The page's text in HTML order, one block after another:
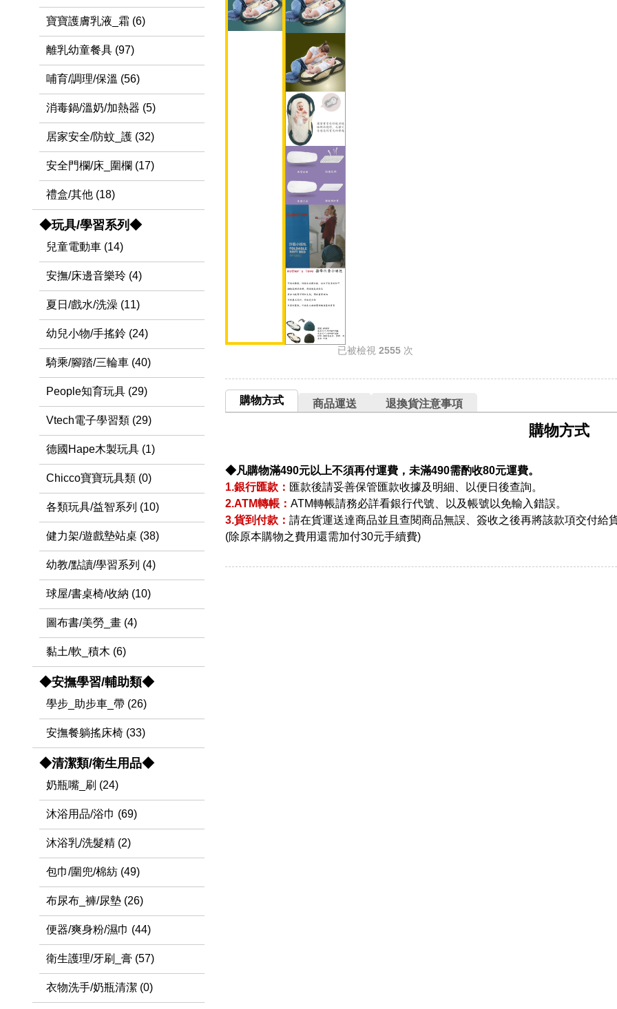
已被檢視2555 次
購物方式 商品運送 退換貨注意事項
購物方式
◆凡購物滿490元以上不須再付運費，未滿490需酌收80元運費。
1.銀行匯款： 匯款後請妥善保管匯款收據及明細、以便日後查詢。
2.ATM轉帳： ATM轉帳請務必詳看銀行代號、以及帳號以免輸入錯誤。
3.貨到付款： 請在貨運送達商品並且查閱商品無誤、簽收之後再將該款項交付給
(除原本購物之費用還需加付30元手續費)
寶寶護膚乳液_霜 (6)
離乳幼童餐具 (97)
哺育/調理/保溫 (56)
消毒鍋/溫奶/加熱器 (5)
居家安全/防蚊_護 (32)
安全門欄/床_圍欄 (17)
禮盒/其他 (18)
◆玩具/學習系列◆
兒童電動車 (14)
安撫/床邊音樂玲 (4)
夏日/戲水/洗澡 (11)
幼兒小物/手搖鈴 (24)
騎乘/腳踏/三輪車 (40)
People知育玩具 (29)
Vtech電子學習類 (29)
德國Hape木製玩具 (1)
Chicco寶寶玩具類 (0)
各類玩具/益智系列 (10)
健力架/遊戲墊站桌 (38)
幼教/點讀/學習系列 (4)
球屋/書桌椅/收納 (10)
圖布書/美勞_畫 (4)
黏土/軟_積木 (6)
◆安撫學習/輔助類◆
學步_助步車_帶 (26)
安撫餐躺搖床椅 (33)
◆清潔類/衛生用品◆
奶瓶嘴_刷 (24)
沐浴用品/浴巾 (69)
沐浴乳/洗髮精 (2)
包巾/圍兜/棉紡 (49)
布尿布_褲/尿墊 (26)
便器/爽身粉/濕巾 (44)
衛生護理/牙刷_膏 (57)
衣物洗手/奶瓶清潔 (0)